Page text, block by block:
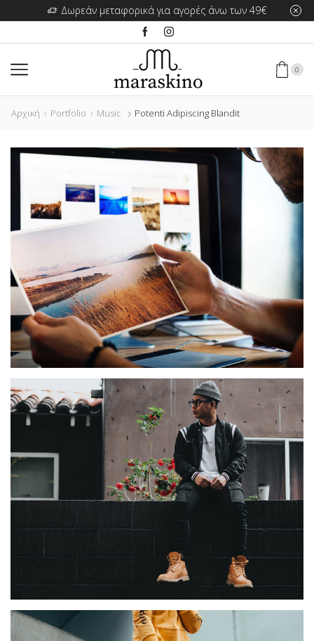
Μεγάλες Προσφορές στα προϊόντα της Signare Tapestry
0
Αρχική Portfolio Music Potenti Adipiscing Blandit